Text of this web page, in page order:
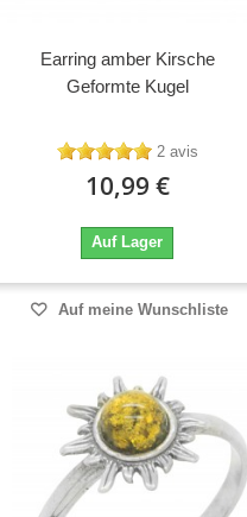
Earring amber Kirsche
Geformte Kugel
2 avis
10,99 €
Auf Lager
Auf meine Wunschliste